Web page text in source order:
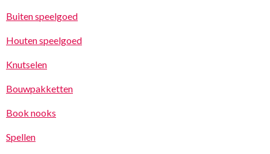
Buiten speelgoed
Houten speelgoed
Knutselen
Bouwpakketten
Book nooks
Spellen